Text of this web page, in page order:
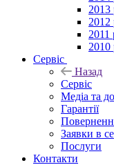
2013
2012
2011
2010
Сервіс
Назад
Сервіс
Медіа та
Гарантії
Заявки в
Послуги
Контакти